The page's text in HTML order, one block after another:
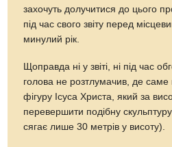
захочуть долучитися до цього
під час свого звіту перед
минулий рік.
Щоправда ні у звіті, ні під час
голова не розтлумачив, де саме
фігуру Ісуса Христа, який за
перевершити подібну
сягає лише 30 метрів у висоту).